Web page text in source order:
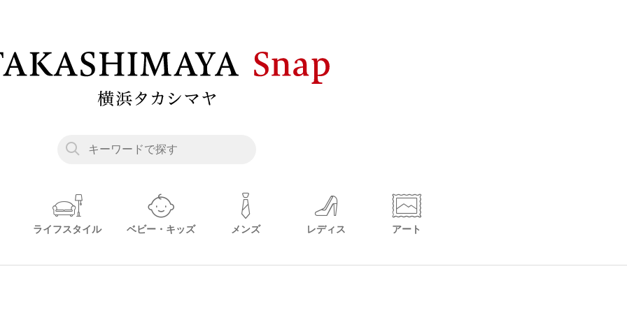
ライフスタイル ベビー・キッズ メンズ レディス アート